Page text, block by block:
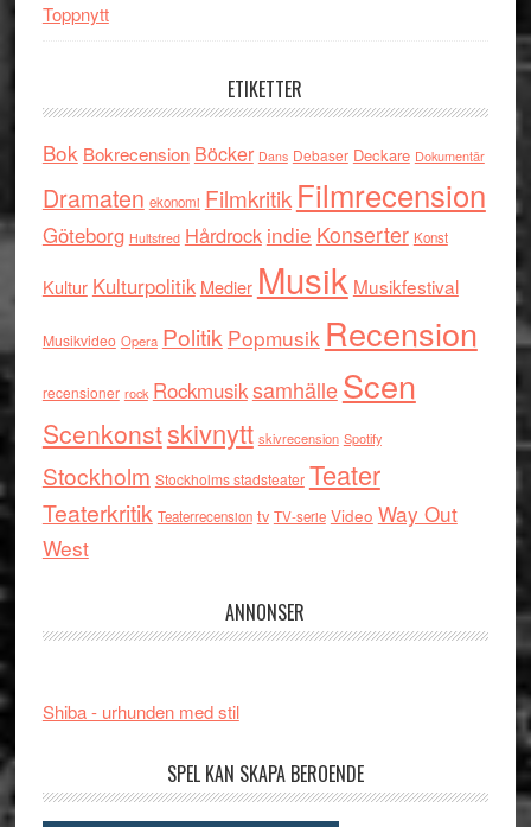
Toppnytt
ETIKETTER
Bok Bokrecension Böcker Dans Debaser Deckare Dokumentär
Dramaten ekonomi Filmkritik Filmrecension
Göteborg Hultsfred Hårdrock indie Konserter Konst
Kultur Kulturpolitik Medier Musik Musikfestival
Musikvideo Opera Politik Popmusik Recension
recensioner rock RockmusiksamhälleScen
Scenkonstskivnytt skivrecension Spotify
Stockholm Stockholms stadsteater Teater
Teaterkritik Teaterrecension tv TV-serie Video Way Out
West
ANNONSER
Shiba - urhunden med stil
SPEL KAN SKAPA BEROENDE